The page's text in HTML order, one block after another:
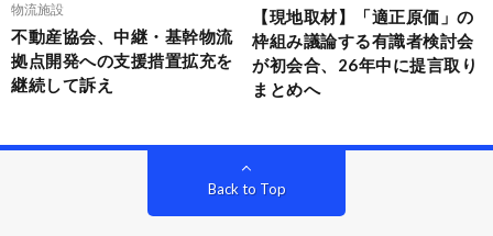
物流施設
不動産協会、中継・基幹物流
拠点開発への支援措置拡充を
継続して訴え
【現地取材】「適正原価」の
枠組み議論する有識者検討会
が初会合、26年中に提言取り
まとめへ
Back to Top